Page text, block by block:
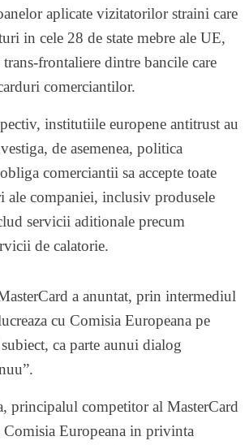
aplicate vizitatorilor straini care
in cele 28 de state mebre ale UE,
frontaliere dintre bancile care
comerciantilor.
institutiile europene antitrust au
de asemenea, politica
comerciantii sa accepte toate
ale companiei, inclusiv produsele
servicii aditionale precum
de calatorie.
a anuntat, prin intermediul
cu Comisia Europeana pe
ca parte aunui dialog
principalul competitor al MasterCard
Comisia Europeana in privinta